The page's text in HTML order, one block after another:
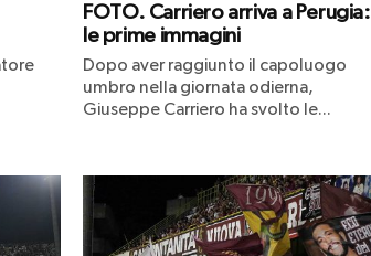
FOTO. Carriero arriva a Perugia:
le prime immagini
Dopo aver raggiunto il capoluogo
umbro nella giornata odierna,
Giuseppe Carriero ha svolto le...